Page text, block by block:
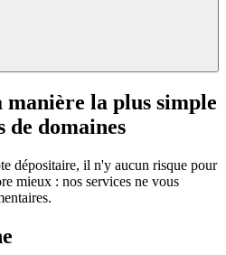
la plus simple
de domaines
dépositaire, il n'y aucun risque pour
mieux : nos services ne vous